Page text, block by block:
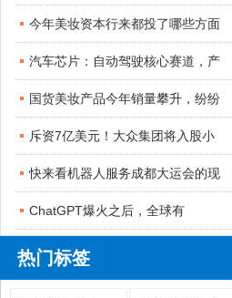
今年美妆资本行来都投了哪些方面
汽车芯片：自动驾驶核心赛道，产
国货美妆产品今年销量攀升，纷纷
斥资7亿美元！大众集团将入股小
快来看机器人服务成都大运会的现
ChatGPT爆火之后，全球有
热门标签